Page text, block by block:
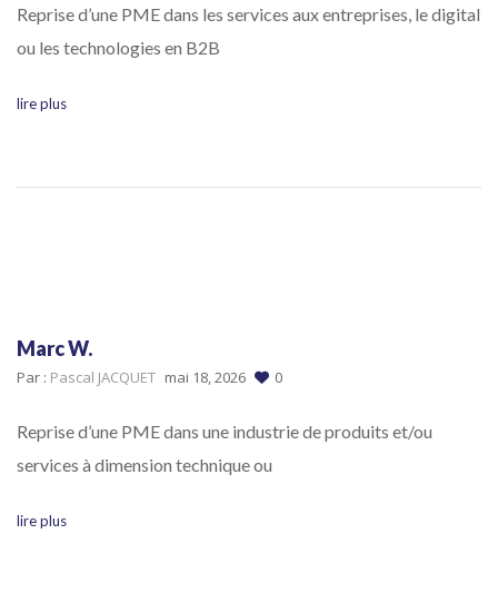
Reprise d’une PME dans les services aux entreprises, le digital
ou les technologies en B2B
lire plus
Marc W.
Par : Pascal JACQUET mai 18, 2026 0
Reprise d’une PME dans une industrie de produits et/ou
services à dimension technique ou
lire plus